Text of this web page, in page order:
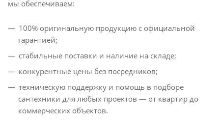
мы обеспечиваем:
100% оригинальную продукцию с официальной
гарантией;
стабильные поставки и наличие на складе;
конкурентные цены без посредников;
техническую поддержку и помощь в подборе
сантехники для любых проектов — от квартир до
коммерческих объектов.